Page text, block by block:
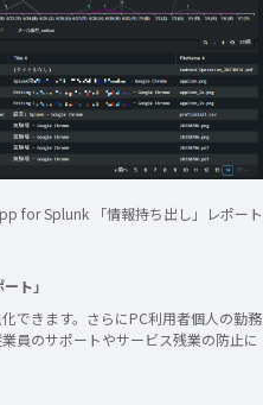
for Splunk 「情報持ち出し」レポート
ト」
できます。さらにPC利用者個人の勤務
員のサポートやサービス残業の防止に